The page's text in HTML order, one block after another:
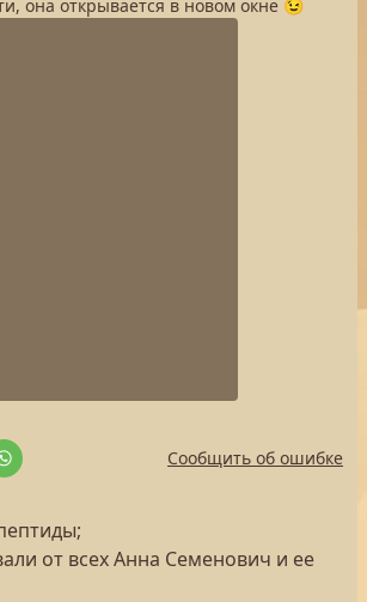
она открывается в новом окне 😉
Сообщить об ошибке
от всех Анна Семенович и ее